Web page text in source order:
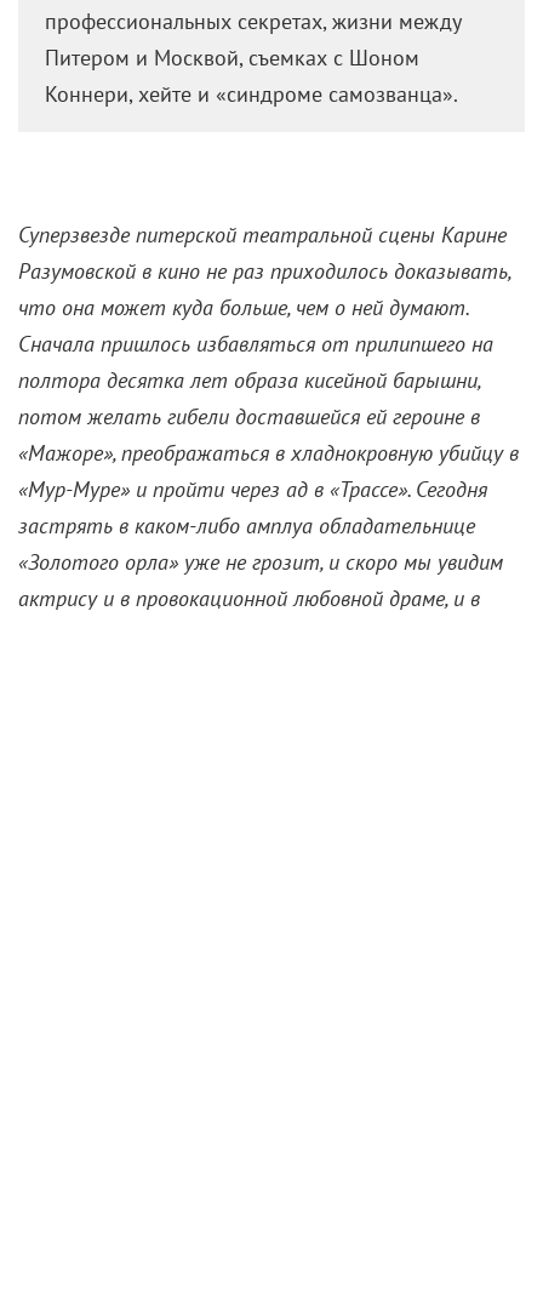
профессиональных секретах, жизни между
Питером и Москвой, съемках с Шоном
Коннери, хейте и «синдроме самозванца».
Суперзвезде питерской театральной сцены Карине
Разумовской в кино не раз приходилось доказывать,
что она может куда больше, чем о ней думают.
Сначала пришлось избавляться от прилипшего на
полтора десятка лет образа кисейной барышни,
потом желать гибели доставшейся ей героине в
«Мажоре», преображаться в хладнокровную убийцу в
«Мур-Муре» и пройти через ад в «Трассе». Сегодня
застрять в каком-либо амплуа обладательнице
«Золотого орла» уже не грозит, и скоро мы увидим
актрису и в провокационной любовной драме, и в